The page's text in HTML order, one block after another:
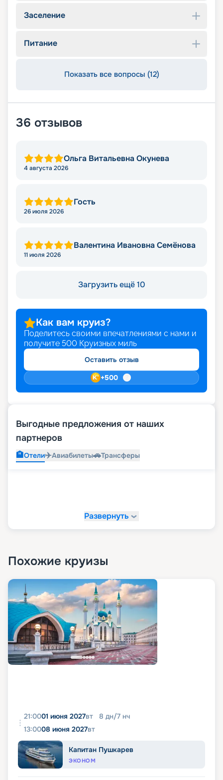
Заселение
Питание
Показать все вопросы (12)
36 отзывов
Ольга Витальевна Окунева
4 августа 2026
Гость
26 июля 2026
Валентина Ивановна Семёнова
11 июля 2026
Загрузить ещё 10
Как вам круиз?
Поделитесь своими впечатлениями с нами и
получите 500 Круизных миль
Оставить отзыв
+500
Выгодные предложения от наших
партнеров
🏨Отели✈️Авиабилеты🚗Трансферы
Развернуть
Похожие круизы
21:0001 июня 2027вт 8 дн/7 нч
13:0008 июня 2027вт
Капитан Пушкарев
ЭКОНОМ